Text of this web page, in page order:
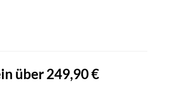
über 249,90 €